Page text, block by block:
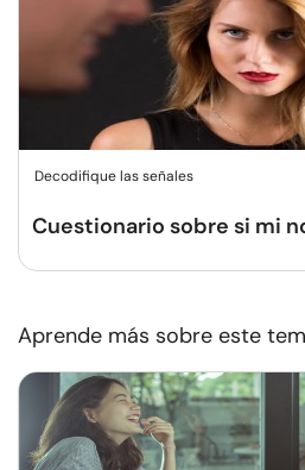
Decodifique las señales
Cuestionario sobre si mi
Aprende más sobre este